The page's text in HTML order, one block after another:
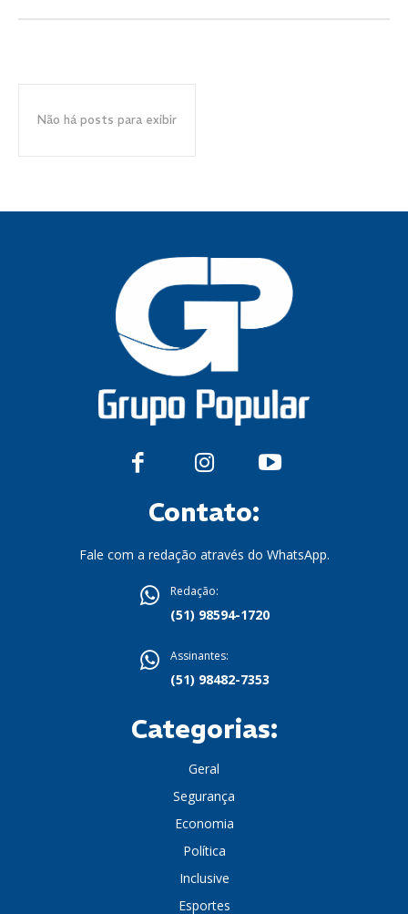
Não há posts para exibir
Contato:
Fale com a redação através do WhatsApp.
Redação:
(51) 98594-1720
Assinantes:
(51) 98482-7353
Categorias:
Geral
Segurança
Economia
Política
Inclusive
Esportes